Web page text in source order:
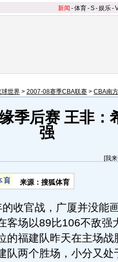
新闻 -体育-S-娱乐-
球世界 > 2007-08赛季CBA联赛 > CBA南
季后赛 王非：
强
[我
来源：搜狐体育
官战，广厦并没能
客场以89比106不敌强
的福建队昨天在主场战
队两个胜场，小分又处